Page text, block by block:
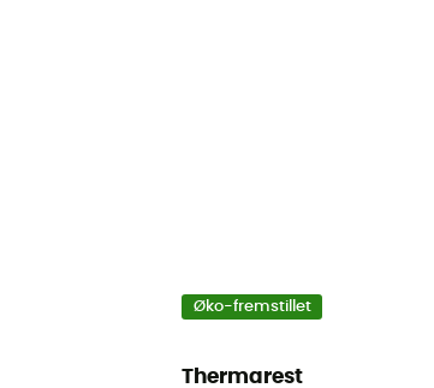
Øko-fremstillet
Thermarest